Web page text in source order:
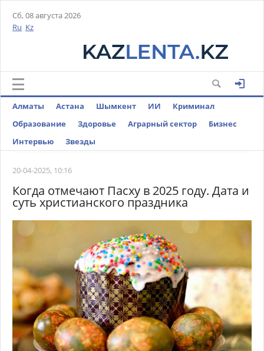
Сб, 08 августа 2026
Ru Kz
Алматы Астана Шымкент ИИ
Криминал
Образование
Здоровье Аграрный сектор
Бизнес
Интервью
Звезды
20-04-2025, 10:16
Когда отмечают Пасху в 2025 году. Дата и
суть христианского праздника